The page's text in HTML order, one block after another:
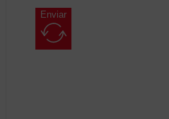
Enviar